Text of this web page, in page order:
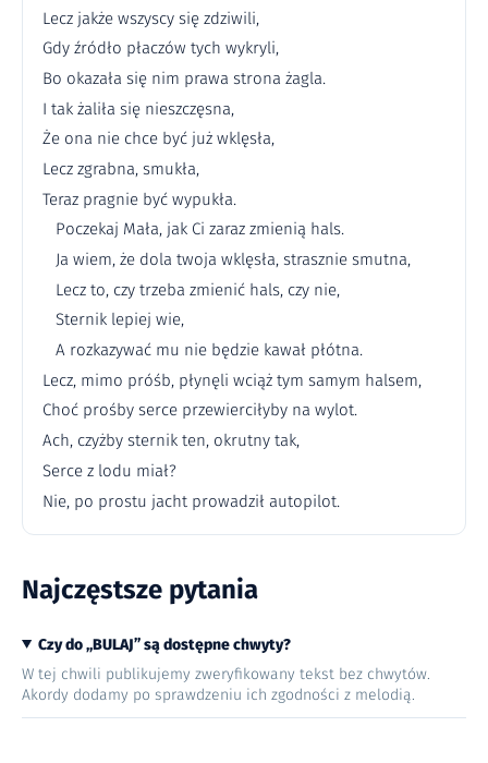
Lecz jakże wszyscy się zdziwili,
Gdy źródło płaczów tych wykryli,
Bo okazała się nim prawa strona żagla.
I tak żaliła się nieszczęsna,
Że ona nie chce być już wklęsła,
Lecz zgrabna, smukła,
Teraz pragnie być wypukła.
Poczekaj Mała, jak Ci zaraz zmienią hals.
Ja wiem, że dola twoja wklęsła, strasznie smutna,
Lecz to, czy trzeba zmienić hals, czy nie,
Sternik lepiej wie,
A rozkazywać mu nie będzie kawał płótna.
Lecz, mimo próśb, płynęli wciąż tym samym halsem,
Choć prośby serce przewierciłyby na wylot.
Ach, czyżby sternik ten, okrutny tak,
Serce z lodu miał?
Nie, po prostu jacht prowadził autopilot.
Najczęstsze pytania
Czy do „BULAJ” są dostępne chwyty?
W tej chwili publikujemy zweryfikowany tekst bez chwytów.
Akordy dodamy po sprawdzeniu ich zgodności z melodią.